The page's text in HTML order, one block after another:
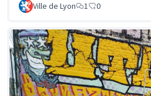
Ville de Lyon 1 0